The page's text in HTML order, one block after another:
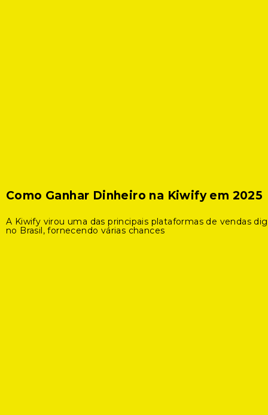
Como Ganhar Dinheiro na Kiwify em 2025
A Kiwify virou uma das principais plataformas de vendas
no Brasil, fornecendo várias chances